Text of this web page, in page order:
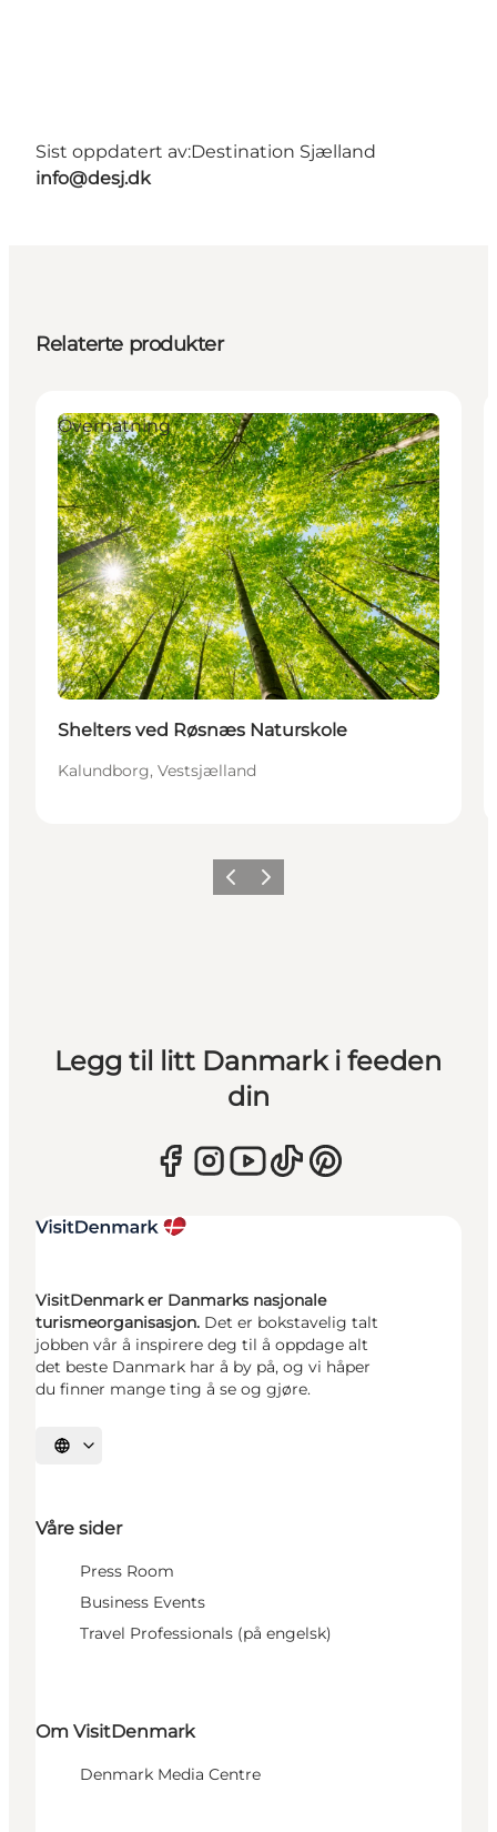
Sist oppdatert av:Destination Sjælland
info@desj.dk
Relaterte produkter
Overnatning
Shelters ved Røsnæs Naturskole
Kalundborg, Vestsjælland
ForrigeNeste
Legg til litt Danmark i feeden
din
VisitDenmark er Danmarks nasjonale
turismeorganisasjon. Det er bokstavelig talt
jobben vår å inspirere deg til å oppdage alt
det beste Danmark har å by på, og vi håper
du finner mange ting å se og gjøre.
Velg språk
Våre sider
Press Room
Business Events
Travel Professionals (på engelsk)
Om VisitDenmark
Denmark Media Centre